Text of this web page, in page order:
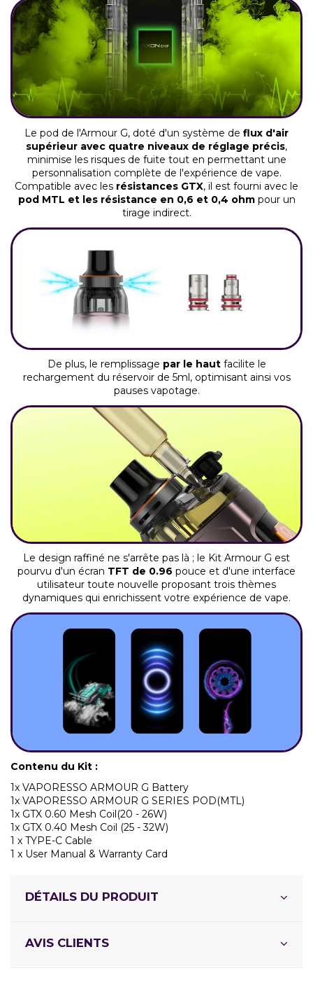
Le pod de l'Armour G, doté d'un système de flux d'air
supérieur avec quatre niveaux de réglage précis,
minimise les risques de fuite tout en permettant une
personnalisation complète de l'expérience de vape.
Compatible avec les résistances GTX, il est fourni avec le
pod MTL et les résistance en 0,6 et 0,4 ohmpour un
tirage indirect.
De plus, le remplissage par le hautfacilite le
rechargement du réservoir de 5ml, optimisant ainsi vos
pauses vapotage.
Le design raffiné ne s'arrête pas là ; le Kit Armour G est
pourvu d'un écran TFT de 0.96 pouce et d'une interface
utilisateur toute nouvelle proposant trois thèmes
dynamiques qui enrichissent votre expérience de vape.
Contenu du Kit :
1x VAPORESSO ARMOUR G Battery
1x VAPORESSO ARMOUR G SERIES POD(MTL)
1x GTX 0.60 Mesh Coil(20 - 26W)
1x GTX 0.40 Mesh Coil (25 - 32W)
1 x TYPE-C Cable
1 x User Manual & Warranty Card
DÉTAILS DU PRODUIT
AVIS CLIENTS